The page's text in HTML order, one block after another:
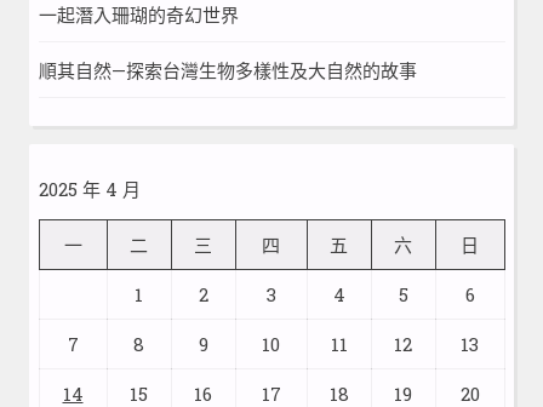
一起潛入珊瑚的奇幻世界
順其自然—探索台灣生物多樣性及大自然的故事
2025 年 4 月
一 二 三 四 五 六 日
1 2 3 4 5 6
7 8 9 10 11 12 13
14 15 16 17 18 19 20